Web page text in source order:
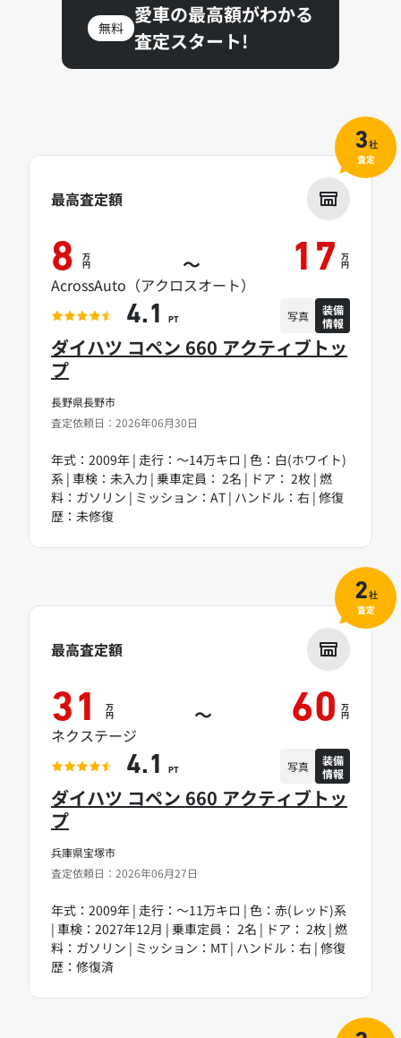
無料
愛車の最高額がわかる
査定スタート!
長野県長野市
査定依頼日：2026年06月30日
ダイハツ コペン 660 アクティブトッ
プ
年式：2009年 | 走行：～14万キロ | 色：白(ホワイト)
系 | 車検：未入力 | 乗車定員： 2名 | ドア： 2枚 | 燃
料：ガソリン | ミッション：AT | ハンドル：右 | 修復
歴：未修復
最高査定額
8 万
円 ～ 17 万
円
AcrossAuto（アクロスオート）
4.1 PT 写真
装備
情報
3社
査定
兵庫県宝塚市
査定依頼日：2026年06月27日
ダイハツ コペン 660 アクティブトッ
プ
年式：2009年 | 走行：～11万キロ | 色：赤(レッド)系
| 車検：2027年12月 | 乗車定員： 2名 | ドア： 2枚 | 燃
料：ガソリン | ミッション：MT | ハンドル：右 | 修復
歴：修復済
最高査定額
31 万
円 ～ 60 万
円
ネクステージ
4.1 PT 写真
装備
情報
2社
査定